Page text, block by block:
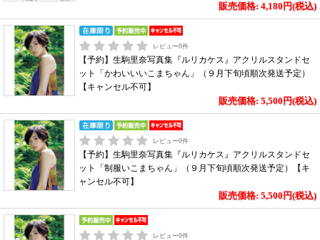
販売価格: 4,180円(税込)
レビュー0件
【予約】生駒里奈写真集『ルリカケス』アクリルスタンドセ
ット「かわいいいこまちゃん」（９月下旬頃順次発送予定）
【キャンセル不可】
販売価格: 5,500円(税込)
レビュー0件
【予約】生駒里奈写真集『ルリカケス』アクリルスタンドセ
ット「制服いこまちゃん」（９月下旬頃順次発送予定）【キ
ャンセル不可】
販売価格: 5,500円(税込)
レビュー0件